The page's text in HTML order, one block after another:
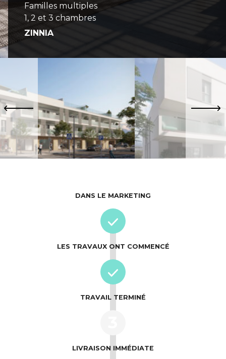
Familles multiples
1, 2 et 3 chambres
ZINNIA
DANS LE MARKETING
LES TRAVAUX ONT COMMENCÉ
TRAVAIL TERMINÉ
LIVRAISON IMMÉDIATE